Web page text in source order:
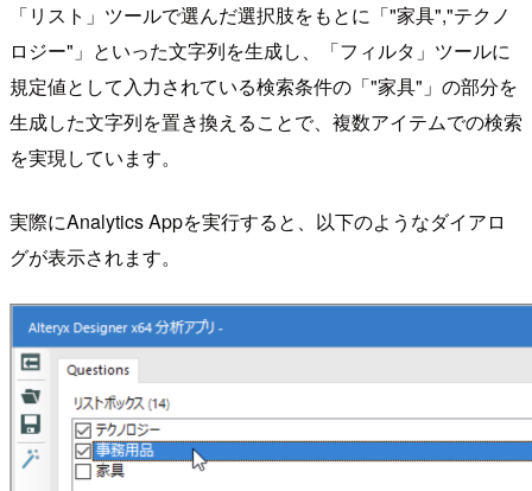
「リスト」ツールで選んだ選択肢をもとに「"家具","テクノ
ロジー"」といった文字列を生成し、「フィルタ」ツールに
規定値として入力されている検索条件の「"家具"」の部分を
生成した文字列を置き換えることで、複数アイテムでの検索
を実現しています。
実際にAnalytics Appを実行すると、以下のようなダイアロ
グが表示されます。